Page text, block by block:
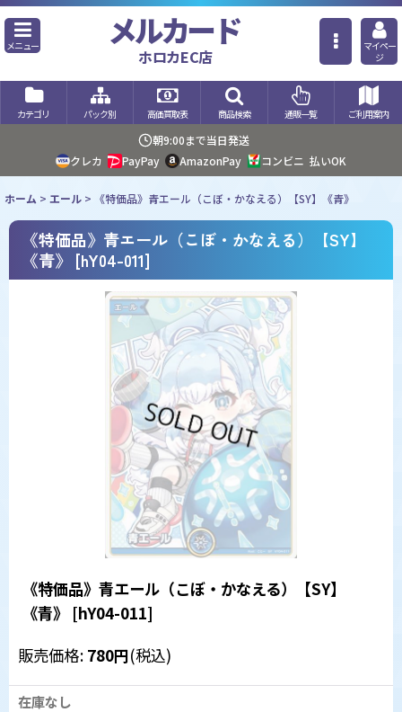
メニュー メルカード
ホロカEC店
マイペー
ジ
カテゴリ パック別 高価買取表 商品検索 通販一覧 ご利用案内
朝9:00まで当日発送
クレカ
PayPay AmazonPay コンビニ 払いOK
ホーム > エール > 《特価品》青エール（こぼ・かなえる）【SY】《青》
《特価品》青エール（こぼ・かなえる）【SY】
《青》 [hY04-011]
《特価品》青エール（こぼ・かなえる）【SY】
《青》 [hY04-011]
販売価格: 780円(税込)
在庫なし